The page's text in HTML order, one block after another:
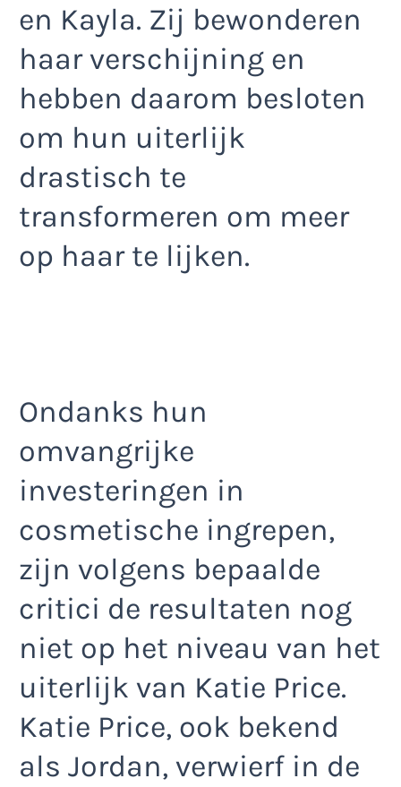
en Kayla. Zij bewonderen
haar verschijning en
hebben daarom besloten
om hun uiterlijk
drastisch te
transformeren om meer
op haar te lijken.
Ondanks hun
omvangrijke
investeringen in
cosmetische ingrepen,
zijn volgens bepaalde
critici de resultaten nog
niet op het niveau van het
uiterlijk van Katie Price.
Katie Price, ook bekend
als Jordan, verwierf in de